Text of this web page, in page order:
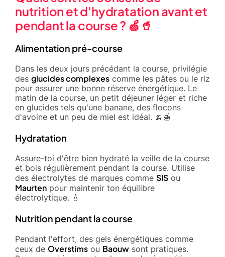
nutrition et d'hydratation avant et
pendant la course ? 🍏🥤
Alimentation pré-course
Dans les deux jours précédant la course, privilégie
des glucides complexes comme les pâtes ou le riz
pour assurer une bonne réserve énergétique. Le
matin de la course, un petit déjeuner léger et riche
en glucides tels qu'une banane, des flocons
d'avoine et un peu de miel est idéal. 🍌🍯
Hydratation
Assure-toi d'être bien hydraté la veille de la course
et bois régulièrement pendant la course. Utilise
des électrolytes de marques comme SIS ou
Maurten pour maintenir ton équilibre
électrolytique. 💧
Nutrition pendant la course
Pendant l'effort, des gels énergétiques comme
ceux de Overstims ou Baouw sont pratiques.